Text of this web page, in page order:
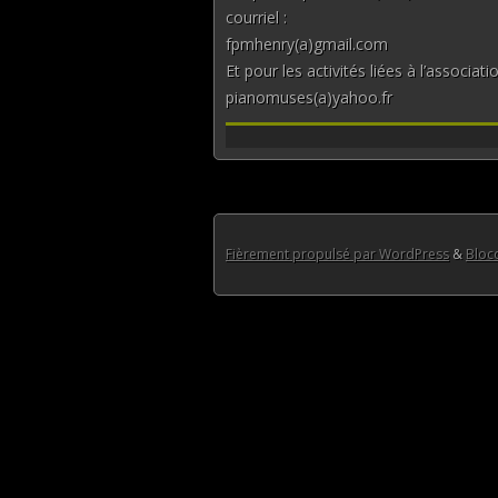
courriel :
fpmhenry(a)gmail.com
Et pour les activités liées à
pianomuses(a)yahoo.fr
Fièrement propulsé par WordPress&